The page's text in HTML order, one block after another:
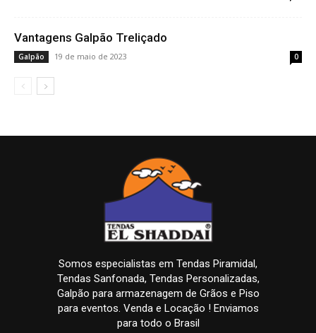
Vantagens Galpão Treliçado
Galpão 19 de maio de 2023 0
Somos especialistas em Tendas Piramidal,
Tendas Sanfonada, Tendas Personalizadas,
Galpão para armazenagem de Grãos e Piso
para eventos. Venda e Locação ! Enviamos
para todo o Brasil